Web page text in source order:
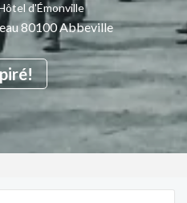
d'Émonville
80100 Abbeville